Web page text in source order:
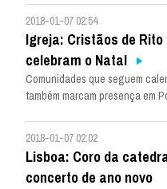
2018-01-07 02:54
Igreja: Cristãos de
celebram o Natal
Comunidades que seguem
também marcam presença em
2018-01-07 02:02
Lisboa: Coro da
concerto de ano novo